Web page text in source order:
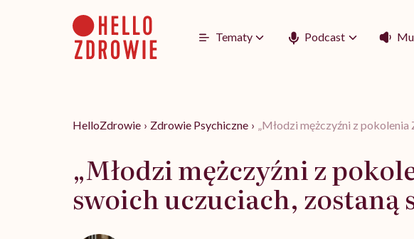
Tematy Podcast
HelloZdrowie › Zdrowie Psychiczne › „Młodzi mężczyźni z pokolenia
„Młodzi mężczyźni z
swoich uczuciach, zostaną